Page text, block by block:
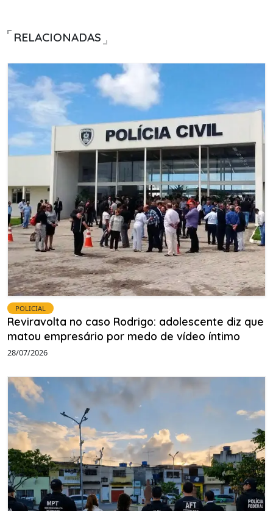
RELACIONADAS
POLICIAL
Reviravolta no caso Rodrigo: adolescente diz que
matou empresário por medo de vídeo íntimo
28/07/2026